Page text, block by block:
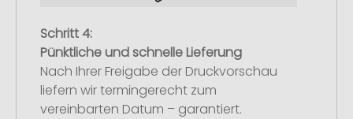
Schritt 4:
Pünktliche und schnelle Lieferung
Nach Ihrer Freigabe der Druckvorschau
liefern wir termingerecht zum
vereinbarten Datum – garantiert.